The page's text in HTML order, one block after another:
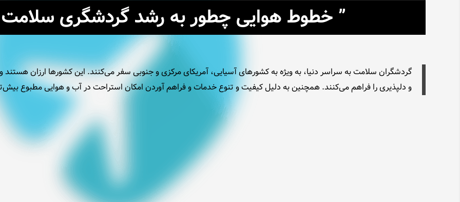
” خطوط هوایی چطور به رشد گردشگری
گردشگران سلامت به سراسر دنیا، به ویژه به کشورهای آسیایی، آمریکای مرکزی و جنوبی سفر می‌کنند. این کشورها ارزان
و دلپذیری را فراهم می‌کنند. همچنین به دلیل کیفیت و تنوع خدمات و فراهم آوردن امکان استراحت در آب و هوایی مطبوع